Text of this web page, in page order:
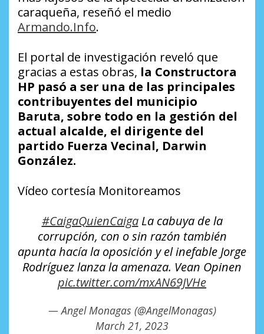
caraqueña, reseñó el medio
Armando.Info.
El portal de investigación reveló que
gracias a estas obras, la Constructora
HP pasó a ser una de las principales
contribuyentes del municipio
Baruta, sobre todo en la gestión del
actual alcalde, el dirigente del
partido Fuerza Vecinal, Darwin
González.
Vídeo cortesía Monitoreamos
#CaigaQuienCaigaLa cabuya de la
corrupción, con o sin razón también
apunta hacía la oposición y el inefable Jorge
Rodríguez lanza la amenaza. Vean Opinen
pic.twitter.com/mxAN69JVHe
— Angel Monagas (@AngelMonagas)
March 21, 2023